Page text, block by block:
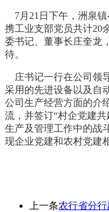
7月21日下午，洲泉
携工业支部党员共计20
委书记、董事长庄奎龙
待。
庄书记一行在公司领
采用的先进设备以及自
公司 生产经营方面的介
流，并签订“村企党建
生产及管理工作中的战
现企业党建和农村党建
上一条农行省分